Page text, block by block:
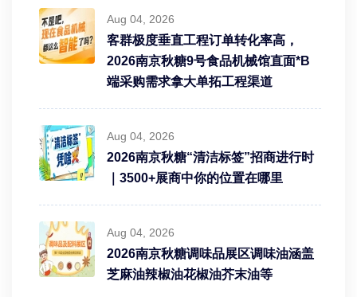
Aug 04, 2026
客群极度垂直工程订单转化率高，
2026南京秋糖9号食品机械馆直面*B
端采购需求拿大单拓工程渠道
Aug 04, 2026
2026南京秋糖“清洁标签”招商进行时
｜3500+展商中你的位置在哪里
Aug 04, 2026
2026南京秋糖调味品展区调味油涵盖
芝麻油辣椒油花椒油芥末油等